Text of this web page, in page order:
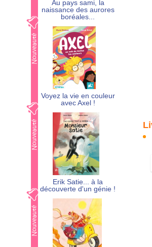
Au pays sami, la
naissance des aurores
boréales...
Voyez la vie en couleur
avec Axel !
Erik Satie... à la
découverte d'un génie !